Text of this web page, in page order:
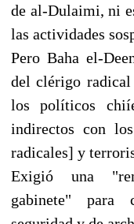
de al-Dulaimi, ni
las actividades
Pero Baha el-
del clérigo radical
los políticos
indirectos con
radicales] y
Exigió una
gabinete" para